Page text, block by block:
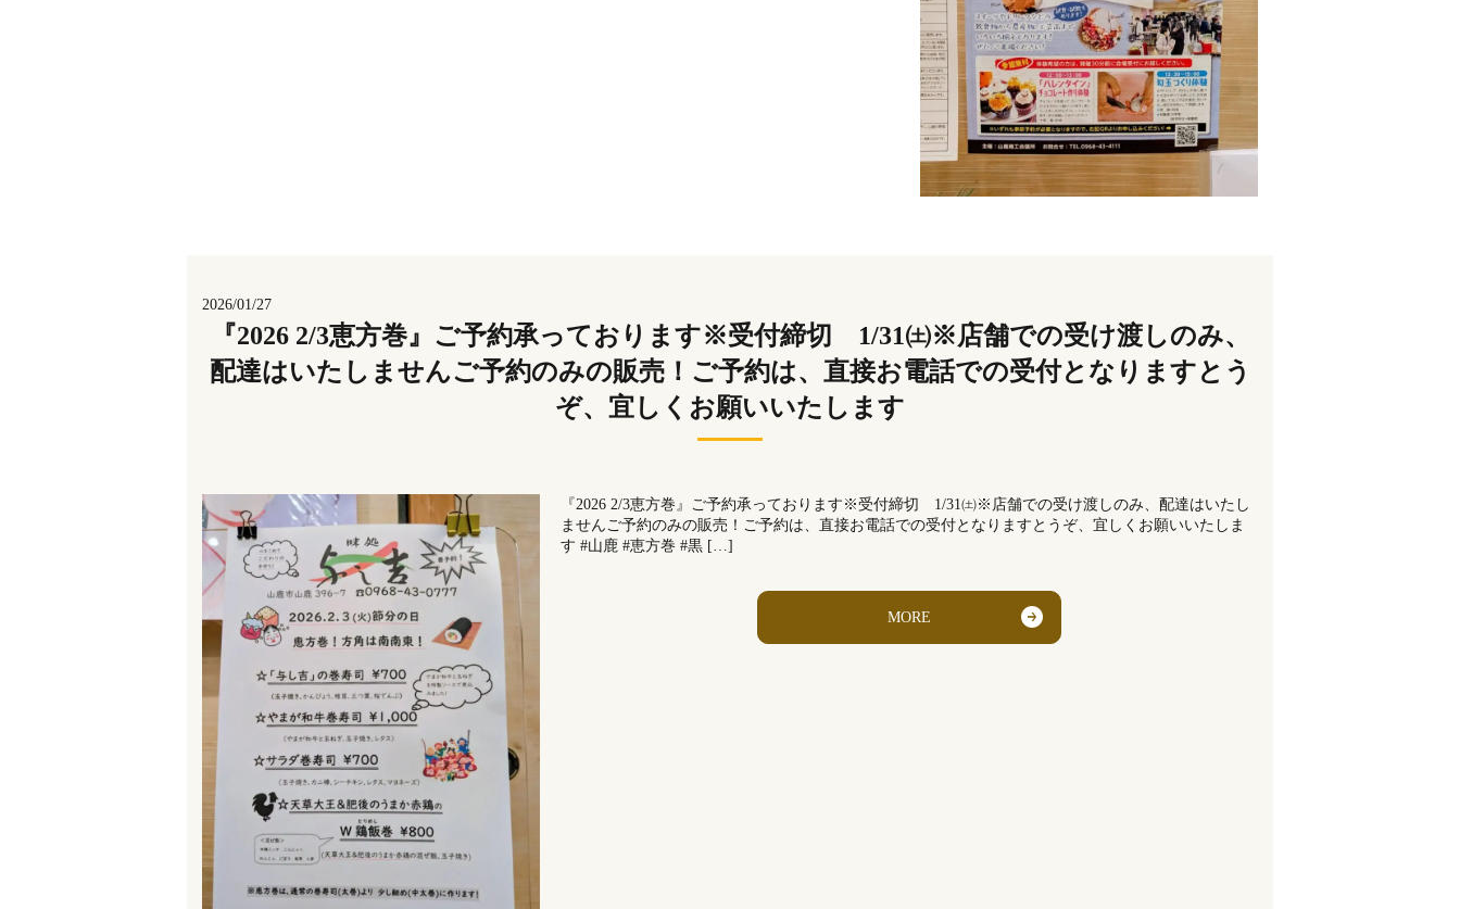
2026/01/27
『2026 2/3恵方巻』ご予約承っております※受付締切 1/31㈯※店舗での受け渡しのみ、
配達はいたしませんご予約のみの販売！ご予約は、直接お電話での受付となりますとう
ぞ、宜しくお願いいたします
『2026 2/3恵方巻』ご予約承っております※受付締切 1/31㈯※店舗での受け渡しのみ、配達はいたし
ませんご予約のみの販売！ご予約は、直接お電話での受付となりますとうぞ、宜しくお願いいたしま
す #山鹿 #恵方巻 #黒 […]
MORE